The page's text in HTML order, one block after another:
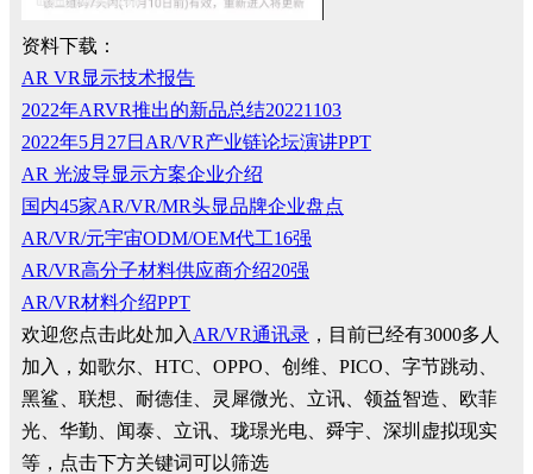
资料下载：
AR VR显示技术报告
2022年ARVR推出的新品总结20221103
2022年5月27日AR/VR产业链论坛演讲PPT
AR 光波导显示方案企业介绍
国内45家AR/VR/MR头显品牌企业盘点
AR/VR/元宇宙ODM/OEM代工16强
AR/VR高分子材料供应商介绍20强
AR/VR材料介绍PPT
欢迎您点击此处加入 AR/VR通讯录 ，目前已经有3000多人
加入，如歌尔、HTC、OPPO、创维、PICO、字节跳动、
黑鲨、联想、耐德佳、灵犀微光、立讯、领益智造、欧菲
光、华勤、闻泰、立讯、珑璟光电、舜宇、深圳虚拟现实
等，点击下方关键词可以筛选